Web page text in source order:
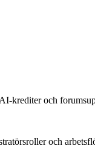
krediter och
och